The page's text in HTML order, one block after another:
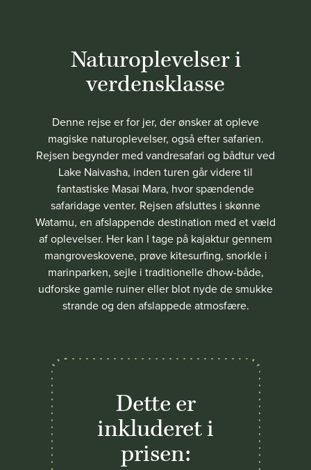
Naturoplevelser i
verdensklasse
Denne rejse er for jer, der ønsker at opleve
magiske naturoplevelser, også efter safarien.
Rejsen begynder med vandresafari og bådtur ved
Lake Naivasha, inden turen går videre til
fantastiske Masai Mara, hvor spændende
safaridage venter. Rejsen afsluttes i skønne
Watamu, en afslappende destination med et væld
af oplevelser. Her kan I tage på kajaktur gennem
mangroveskovene, prøve kitesurfing, snorkle i
marinparken, sejle i traditionelle dhow-både,
udforske gamle ruiner eller blot nyde de smukke
strande og den afslappede atmosfære.
Dette er
inkluderet i
prisen: